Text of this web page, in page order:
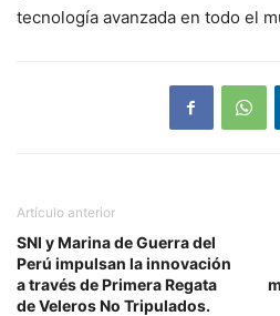
tecnología avanzada en todo el
Artículo anterior
SNI y Marina de Guerra del
Perú impulsan la innovación
a través de Primera Regata
de Veleros No Tripulados.